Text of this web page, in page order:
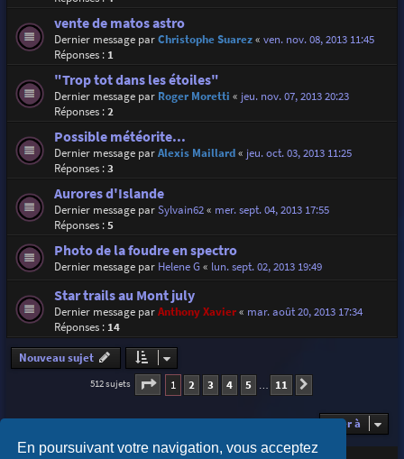
En poursuivant votre navigation, vous acceptez
vente de matos astro
Dernier message parChristophe Suarez« ven. nov. 08, 2013 11:45
Réponses : 1
"Trop tot dans les étoiles"
Dernier message par Roger Moretti « jeu. nov. 07, 2013 20:23
Réponses :2
Possible météorite...
Dernier message parAlexis Maillard« jeu. oct. 03, 2013 11:25
Réponses :3
Aurores d'Islande
Dernier message parSylvain62« mer. sept. 04, 2013 17:55
Réponses :5
Photo de la foudre en spectro
Dernier message par Helene G« lun. sept. 02, 2013 19:49
Star trails au Mont july
Dernier message parAnthony Xavier« mar. août 20, 2013 17:34
Réponses : 14
Nouveau sujet
512 sujets Page 1sur 11
1 2 3 4 5 11
Aller à